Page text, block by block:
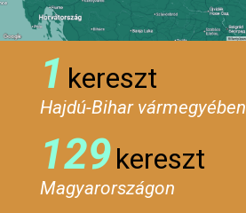
1 kereszt
Hajdú-Bihar vármegyében
129kereszt
Magyarországon